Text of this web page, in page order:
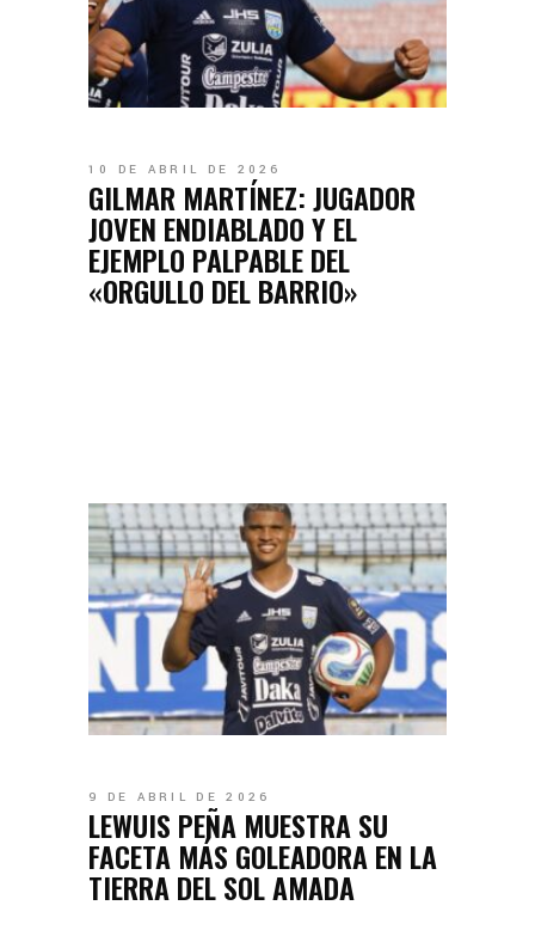
10 DE ABRIL DE 2026
GILMAR MARTÍNEZ: JUGADOR
JOVEN ENDIABLADO Y EL
EJEMPLO PALPABLE DEL
«ORGULLO DEL BARRIO»
9 DE ABRIL DE 2026
LEWUIS PEÑA MUESTRA SU
FACETA MÁS GOLEADORA EN LA
TIERRA DEL SOL AMADA